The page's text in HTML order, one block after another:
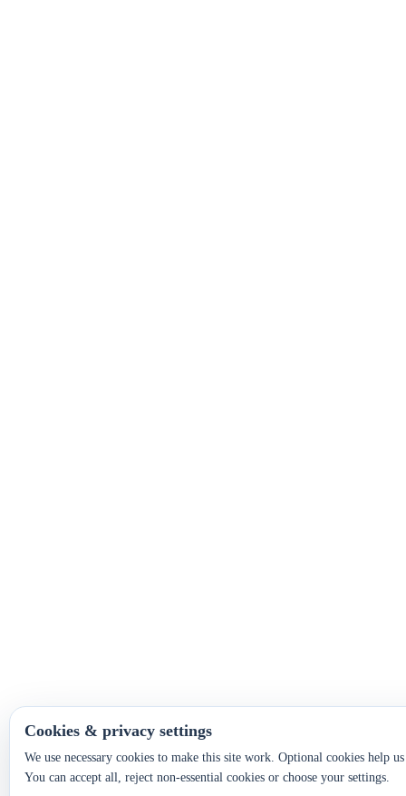
Cookies & privacy settings
We use necessary cookies to make this site work. Optional cookies help
You can accept all, reject non-essential cookies or choose your settings.